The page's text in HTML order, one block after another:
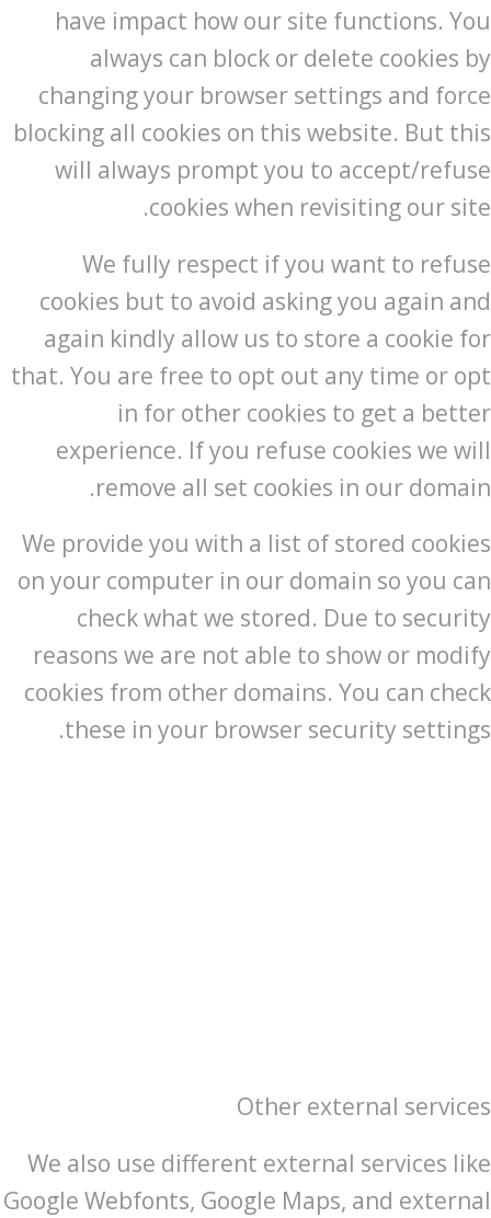
have impact how our site functions. You
always can block or delete cookies by
changing your browser settings and force
blocking all cookies on this website. But this
will always prompt you to accept/refuse
cookies when revisiting our site.
We fully respect if you want to refuse
cookies but to avoid asking you again and
again kindly allow us to store a cookie for
that. You are free to opt out any time or opt
in for other cookies to get a better
experience. If you refuse cookies we will
remove all set cookies in our domain.
We provide you with a list of stored cookies
on your computer in our domain so you can
check what we stored. Due to security
reasons we are not able to show or modify
cookies from other domains. You can check
these in your browser security settings.
Other external services
We also use different external services like
Google Webfonts, Google Maps, and external